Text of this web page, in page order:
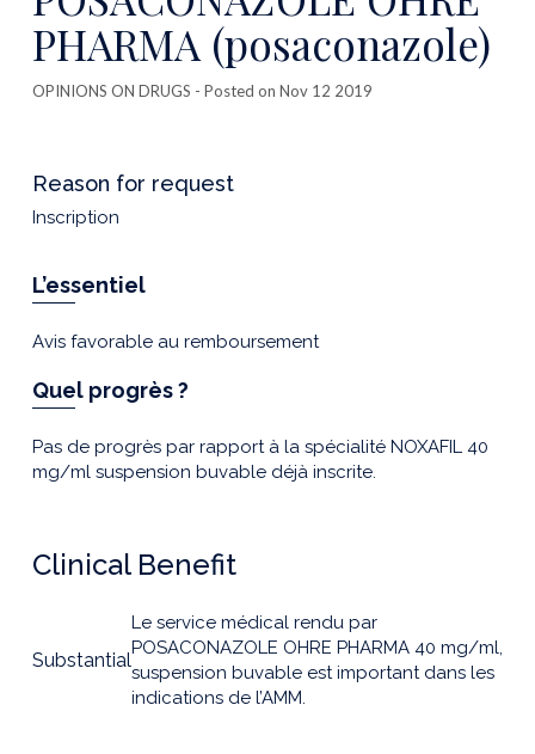
PHARMA (posaconazole)
OPINIONS ON DRUGS - Posted on Nov 12 2019
Reason for request
Inscription
L’essentiel
Avis favorable au remboursement
Quel progrès ?
Pas de progrès par rapport à la spécialité NOXAFIL 40
mg/ml suspension buvable déjà inscrite.
Clinical Benefit
Substantial
Le service médical rendu par
POSACONAZOLE OHRE PHARMA 40 mg/ml,
suspension buvable est important dans les
indications de l’AMM.